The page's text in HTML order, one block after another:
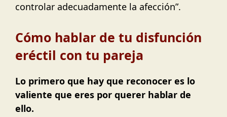
controlar adecuadamente la afección”.
Cómo hablar de tu disfunción
eréctil con tu pareja
Lo primero que hay que reconocer es lo
valiente que eres por querer hablar de
ello.